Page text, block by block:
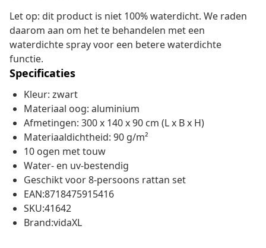
Let op: dit product is niet 100% waterdicht. We raden
daarom aan om het te behandelen met een
waterdichte spray voor een betere waterdichte
functie.
Specificaties
Kleur: zwart
Materiaal oog: aluminium
Afmetingen: 300 x 140 x 90 cm (L x B x H)
Materiaaldichtheid: 90 g/m²
10 ogen met touw
Water- en uv-bestendig
Geschikt voor 8-persoons rattan set
EAN:8718475915416
SKU:41642
Brand:vidaXL